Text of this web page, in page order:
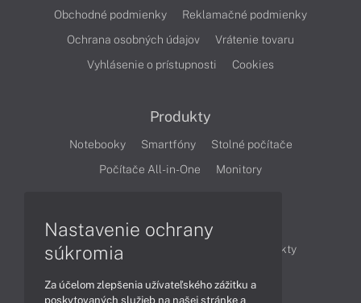
Obchodné podmienky
Reklamačné podmienky
Ochrana osobných údajov
Vrátenie tovaru
Vyhlásenie o prístupnosti
Cookies
Produkty
Notebooky Smartfóny
Stolné počítače
Počítače All-in-One
Monitory
Články
Obchodné informácie
Produkty
Nastavenie ochrany
súkromia
Za účelom zlepšenia užívateľského zážitku a
poskytovaných služieb na našej stránke a